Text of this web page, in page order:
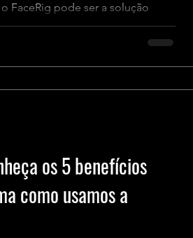
FaceRig pode ser a solução
os 5 benefícios
como usamos a